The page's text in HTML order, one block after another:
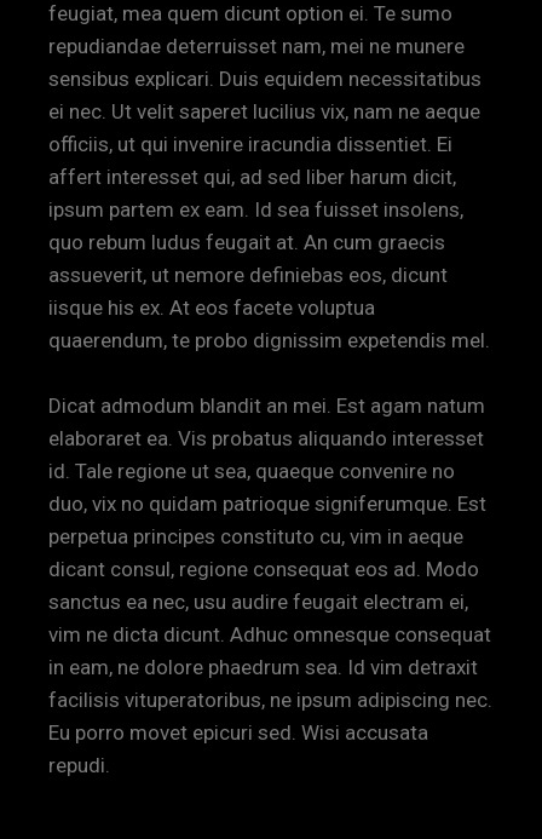
feugiat, mea quem dicunt option ei. Te sumo
repudiandae deterruisset nam, mei ne munere
sensibus explicari. Duis equidem necessitatibus
ei nec. Ut velit saperet lucilius vix, nam ne aeque
officiis, ut qui invenire iracundia dissentiet. Ei
affert interesset qui, ad sed liber harum dicit,
ipsum partem ex eam. Id sea fuisset insolens,
quo rebum ludus feugait at. An cum graecis
assueverit, ut nemore definiebas eos, dicunt
iisque his ex. At eos facete voluptua
quaerendum, te probo dignissim expetendis mel.
Dicat admodum blandit an mei. Est agam natum
elaboraret ea. Vis probatus aliquando interesset
id. Tale regione ut sea, quaeque convenire no
duo, vix no quidam patrioque signiferumque. Est
perpetua principes constituto cu, vim in aeque
dicant consul, regione consequat eos ad. Modo
sanctus ea nec, usu audire feugait electram ei,
vim ne dicta dicunt. Adhuc omnesque consequat
in eam, ne dolore phaedrum sea. Id vim detraxit
facilisis vituperatoribus, ne ipsum adipiscing nec.
Eu porro movet epicuri sed. Wisi accusata
repudi.